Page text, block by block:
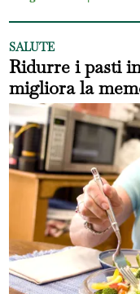
SALUTE
Ridurre i pasti
migliora la